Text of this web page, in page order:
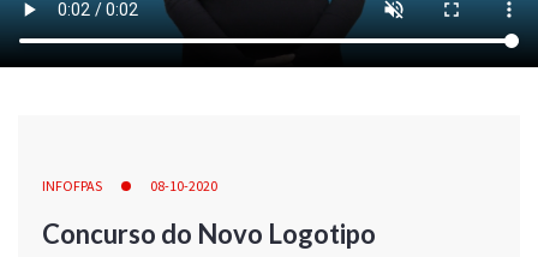
INFOFPAS 08-10-2020
Concurso do Novo Logotipo